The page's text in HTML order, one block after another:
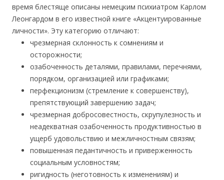
время блестяще описаны немецким психиатром Карлом
Леонгардом в его известной книге «Акцентуированные
личности». Эту категорию отличают:
чрезмерная склонность к сомнениям и
осторожности;
озабоченность деталями, правилами, перечнями,
порядком, организацией или графиками;
перфекционизм (стремление к совершенству),
препятствующий завершению задач;
чрезмерная добросовестность, скрупулезность и
неадекватная озабоченность продуктивностью в
ущерб удовольствию и межличностным связям;
повышенная педантичность и приверженность
социальным условностям;
ригидность (неготовность к изменениям) и